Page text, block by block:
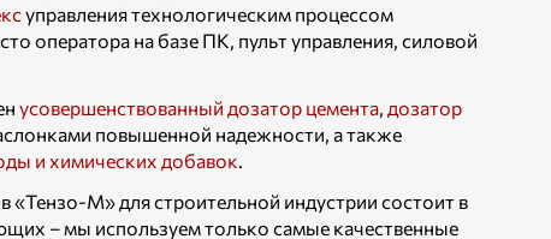
управления технологическим процессом
оператора на базе ПК, пульт управления, силовой
усовершенствованный дозатор цемента, дозатор
повышенной надежности, а также
и химических добавок.
М» для строительной индустрии состоит в
– мы используем только самые качественные